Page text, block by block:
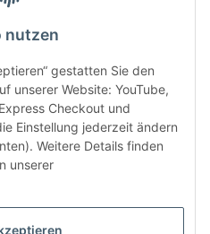
Datenschutzerklärung
USt., zzgl.
nutzen
gestatten Sie den
unserer Website: YouTube,
Checkout und
Einstellung jederzeit ändern
Weitere Details finden
unserer